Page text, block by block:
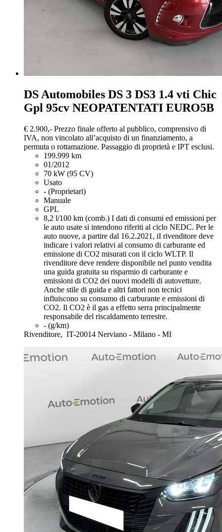
DS Automobiles DS 3 DS3 1.4 vti Chic
Gpl 95cv NEOPATENTATI EURO5B
€ 2.900,- Prezzo finale offerto al pubblico, comprensivo di
IVA, non vincolato all’acquisto di un finanziamento, a
permuta o rottamazione. Passaggio di proprietà e IPT esclusi.
199.999 km
01/2012
70 kW (95 CV)
Usato
- (Proprietari)
Manuale
GPL
8,2 l/100 km (comb.) I dati di consumi ed emissioni per
le auto usate si intendono riferiti al ciclo NEDC. Per le
auto nuove, a partire dal 16.2.2021, iI rivenditore deve
indicare i valori relativi al consumo di carburante ed
emissione di CO2 misurati con il ciclo WLTP. Il
rivenditore deve rendere disponibile nel punto vendita
una guida gratuita su risparmio di carburante e
emissioni di CO2 dei nuovi modelli di autovetture.
Anche stile di guida e altri fattori non tecnici
influiscono su consumo di carburante e emissioni di
CO2. Il CO2 è il gas a effetto serra principalmente
responsabile del riscaldamento terrestre.
- (g/km)
Rivenditore, IT-20014 Nerviano - Milano - MI